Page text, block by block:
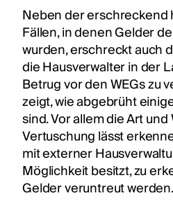
Neben der erschreckend
Fällen, in denen Gelder
wurden, erschreckt auch
die Hausverwalter in der
Betrug vor den WEGs zu
zeigt, wie abgebrüht
sind. Vor allem die Art
Vertuschung lässt
mit externer
Möglichkeit besitzt, zu
Gelder veruntreut werden.